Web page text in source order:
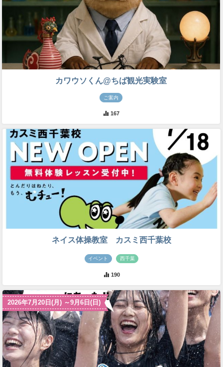
カワウソくん@ちば観光実験室
ご案内
167
ネイス体操教室 カスミ西千葉校
イベント 西千葉
190
2026年7月20日(月) ～9月6日(日)